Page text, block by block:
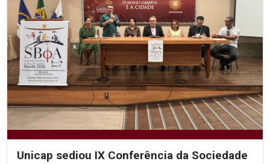
Unicap sediou IX Conferência da Sociedade